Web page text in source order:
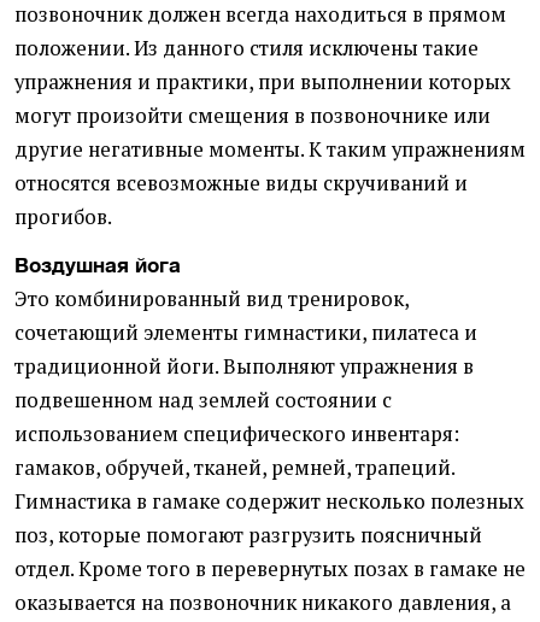
позвоночник должен всегда находиться в прямом
положении. Из данного стиля исключены такие
упражнения и практики, при выполнении которых
могут произойти смещения в позвоночнике или
другие негативные моменты. К таким упражнениям
относятся всевозможные виды скручиваний и
прогибов.
Воздушная йога
Это комбинированный вид тренировок,
сочетающий элементы гимнастики, пилатеса и
традиционной йоги. Выполняют упражнения в
подвешенном над землей состоянии с
использованием специфического инвентаря:
гамаков, обручей, тканей, ремней, трапеций.
Гимнастика в гамаке содержит несколько полезных
поз, которые помогают разгрузить поясничный
отдел. Кроме того в перевернутых позах в гамаке не
оказывается на позвоночник никакого давления, а